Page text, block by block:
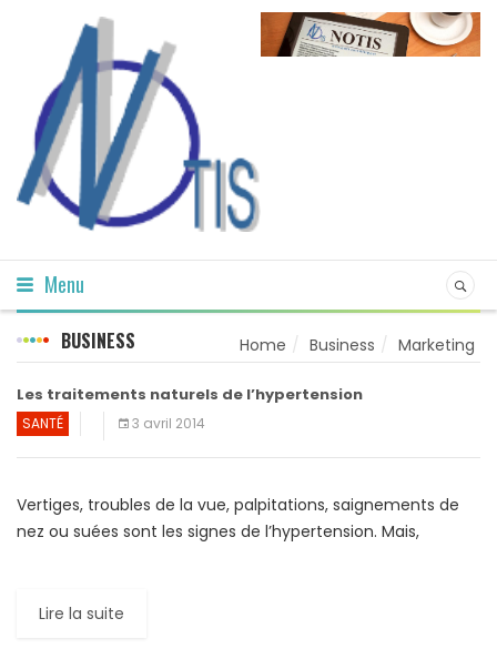
Menu
BUSINESS Home Business Marketing
Les traitements naturels de l’hypertension
SANTÉ 3 avril 2014
Vertiges, troubles de la vue, palpitations, saignements de
nez ou suées sont les signes de l’hypertension. Mais,
Lire la suite